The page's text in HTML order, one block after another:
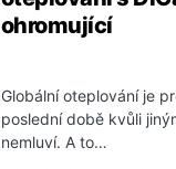
ohromující
Globální oteplování je
poslední době kvůli
nemluví. A to…